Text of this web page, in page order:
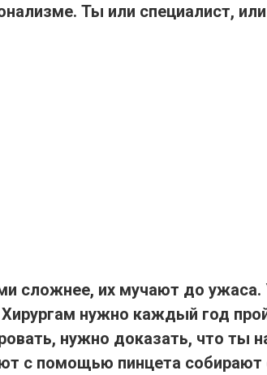
Ты или специалист,
сложнее, их мучают до ужаса.
Хирургам нужно каждый год
нужно доказать, что ты
с помощью пинцета собирают